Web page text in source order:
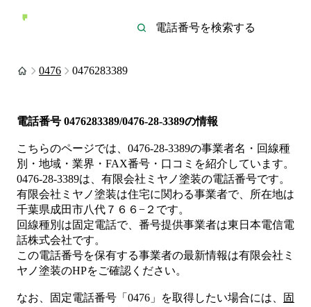
0476 0476283389
電話番号 0476283389/0476-28-3389の情報
こちらのページでは、 0476-28-3389の事業者名・回線種
別・地域・業界・FAX番号・口コミを紹介しています。
0476-28-3389は、 有限会社ミヤノ塗装の電話番号です。
有限会社ミヤノ塗装は住宅に関わる事業者で、所在地は
千葉県成田市八代７６６−２ です。
回線種別は固定電話で、番号提供事業者は東日本電信電
話株式会社です。
この電話番号を保有する事業者の最新情報は有限会社ミ
ヤノ塗装のHPをご確認ください。
なお、固定電話番号「 0476 」を取得したい場合には、
固